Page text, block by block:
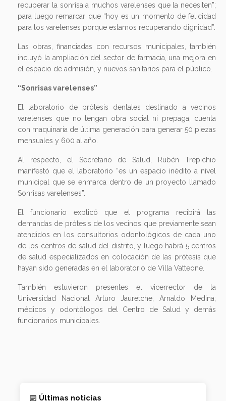
recuperar la sonrisa a muchos varelenses que la necesiten”;
para luego remarcar que “hoy es un momento de felicidad
para los varelenses porque estamos recuperando dignidad”.
Las obras, financiadas con recursos municipales, también
incluyó la ampliación del sector de farmacia, una mejora en
el espacio de admisión, y nuevos sanitarios para el público.
“Sonrisas varelenses”
El laboratorio de prótesis dentales destinado a vecinos
varelenses que no tengan obra social ni prepaga, cuenta
con maquinaria de última generación para generar 50 piezas
mensuales y 600 al año.
Al respecto, el Secretario de Salud, Rubén Trepichio
manifestó que el laboratorio “es un espacio inédito a nivel
municipal que se enmarca dentro de un proyecto llamado
Sonrisas varelenses”.
El funcionario explicó que el programa recibirá las
demandas de prótesis de los vecinos que previamente sean
atendidos en los consultorios odontológicos de cada uno
de los centros de salud del distrito, y luego habrá 5 centros
de salud especializados en colocación de las prótesis que
hayan sido generadas en el laboratorio de Villa Vatteone.
También estuvieron presentes el vicerrector de la
Universidad Nacional Arturo Jauretche, Arnaldo Medina;
médicos y odontólogos del Centro de Salud y demás
funcionarios municipales.
Últimas noticias